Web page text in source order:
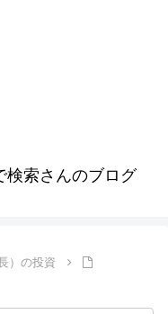
検索さんのブログ
）の投資